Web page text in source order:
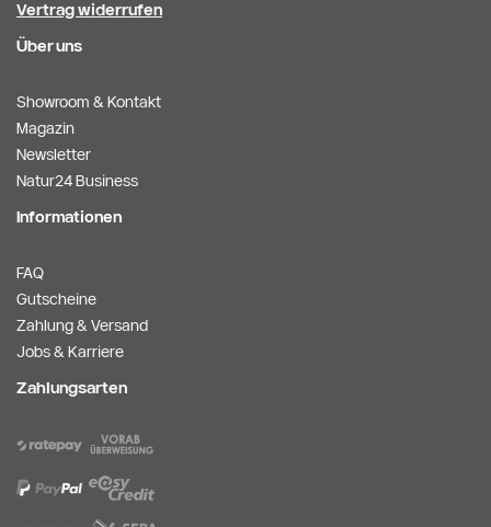
Vertrag widerrufen
Über uns
Showroom & Kontakt
Magazin
Newsletter
Natur24 Business
Informationen
FAQ
Gutscheine
Zahlung & Versand
Jobs & Karriere
Zahlungsarten